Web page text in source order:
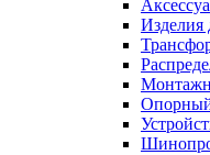
Изделия